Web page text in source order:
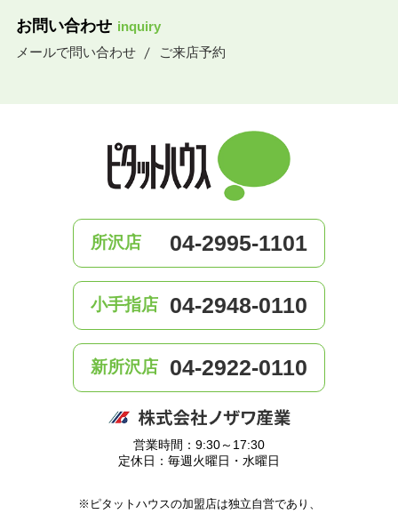
お問い合わせ inquiry
メールで問い合わせ
ご来店予約
所沢店 04-2995-1101
小手指店 04-2948-0110
新所沢店 04-2922-0110
営業時間：9:30～17:30
定休日：毎週火曜日・水曜日
※ピタットハウスの加盟店は独立自営であり、